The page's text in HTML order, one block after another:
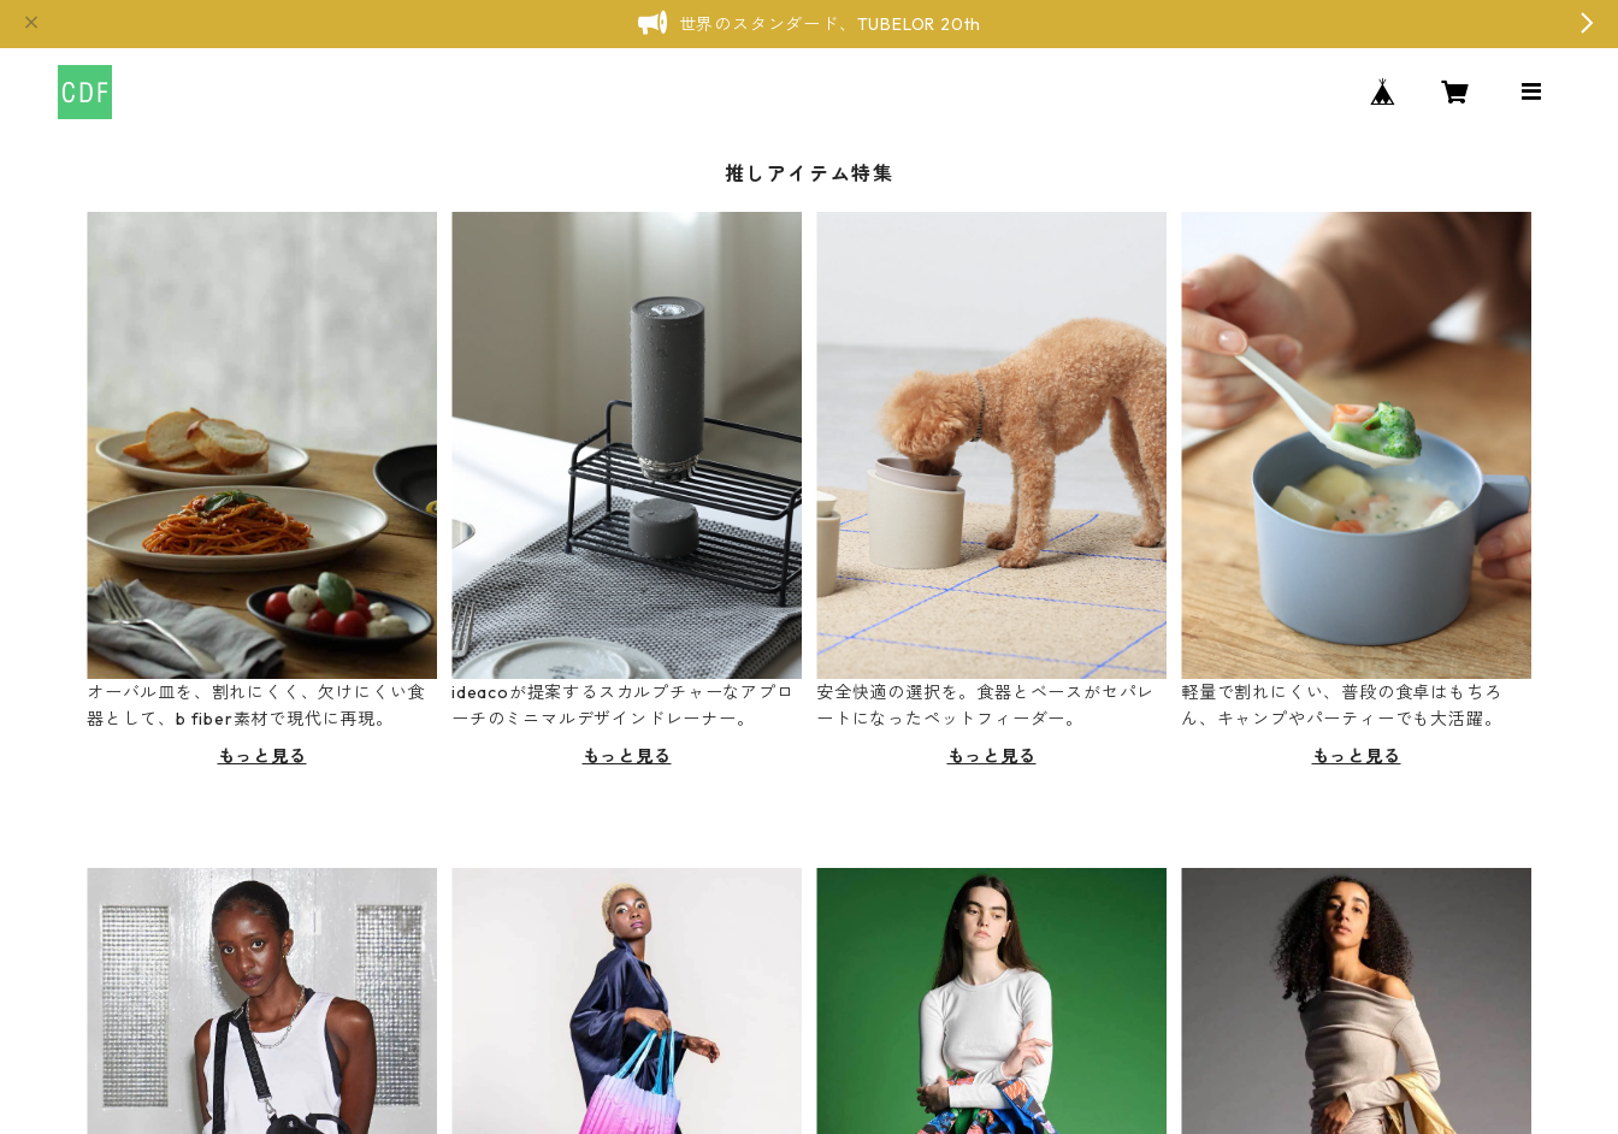
世界のスタンダード、TUBELOR 20th
推しアイテム特集
オーバル皿を、割れにくく、欠けにくい食
器として、b fiber素材で現代に再現。
もっと見る
ideacoが提案するスカルプチャーなアプロ
ーチのミニマルデザインドレーナー。
もっと見る
安全快適の選択を。食器とベースがセパレ
ートになったペットフィーダー。
もっと見る
軽量で割れにくい、普段の食卓はもちろ
ん、キャンプやパーティーでも大活躍。
もっと見る